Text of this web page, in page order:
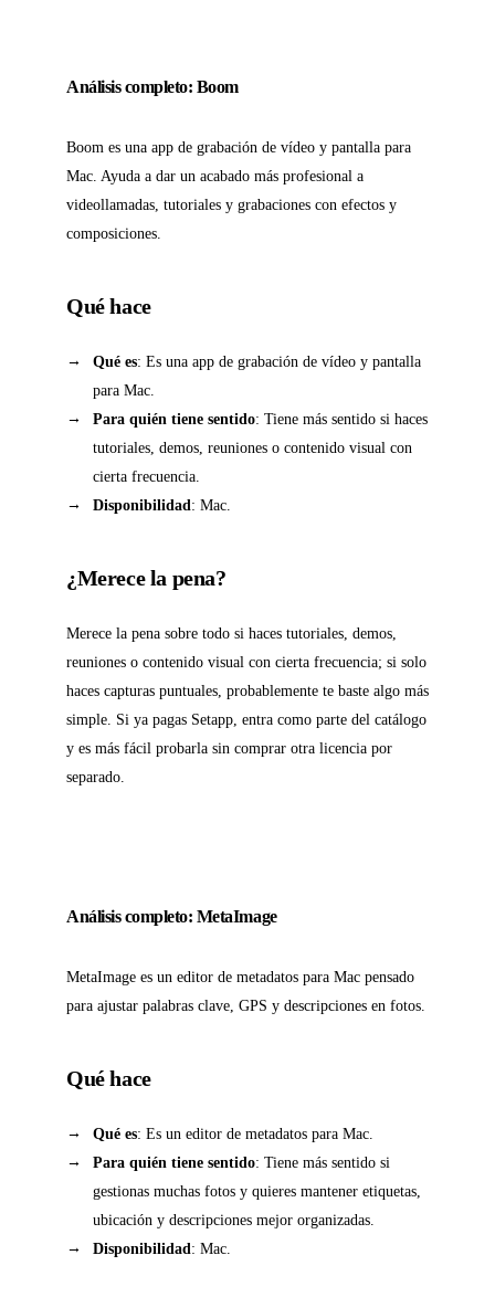
Análisis completo: Boom
Boom es una app de grabación de vídeo y pantalla para
Mac. Ayuda a dar un acabado más profesional a
videollamadas, tutoriales y grabaciones con efectos y
composiciones.
Qué hace
Qué es: Es una app de grabación de vídeo y pantalla
para Mac.
Para quién tiene sentido: Tiene más sentido si haces
tutoriales, demos, reuniones o contenido visual con
cierta frecuencia.
Disponibilidad: Mac.
¿Merece la pena?
Merece la pena sobre todo si haces tutoriales, demos,
reuniones o contenido visual con cierta frecuencia; si solo
haces capturas puntuales, probablemente te baste algo más
simple. Si ya pagas Setapp, entra como parte del catálogo
y es más fácil probarla sin comprar otra licencia por
separado.
Análisis completo: MetaImage
MetaImage es un editor de metadatos para Mac pensado
para ajustar palabras clave, GPS y descripciones en fotos.
Qué hace
Qué es: Es un editor de metadatos para Mac.
Para quién tiene sentido: Tiene más sentido si
gestionas muchas fotos y quieres mantener etiquetas,
ubicación y descripciones mejor organizadas.
Disponibilidad: Mac.